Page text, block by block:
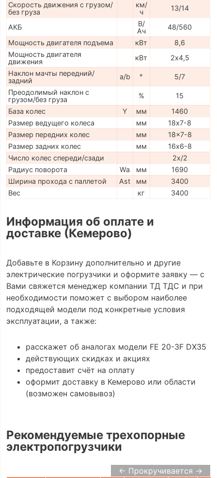
Скорость движения с грузом/
без груза
км/
ч
13/14
АКБ
В/
Ач
48/560
Мощность двигателя подъема
кВт
8,6
Мощность двигателя
движения
кВт
2х4,5
Наклон мачты передний/
задний
a/b °
5/7
Преодолимый наклон с
грузом/без груза
%
15
База колес
Y мм
1460
Размер ведущего колеса
мм
18х7-8
Размер передних колес
мм
18x7-8
Размер задних колес
мм
16х6-8
Число колес спереди/сзади
2x/2
Радиус поворота
Wa мм
1690
Ширина прохода с паллетой
Ast мм
3400
Вес
кг 3400
Информация об оплате и
доставке (Кемерово)
Добавьте в Корзину дополнительно и другие
электрические погрузчики и оформите заявку — с
Вами свяжется менеджер компании ТД ТДС и при
необходимости поможет с выбором наиболее
подходящей модели под конкретные условия
эксплуатации, а также:
расскажет об аналогах модели FE 20-3F DX35
действующих скидках и акциях
предоставит счёт на оплату
оформит доставку в Кемерово или области
(возможен самовывоз)
Рекомендуемые трехопорные
электропогрузчики
← Прокручивается →